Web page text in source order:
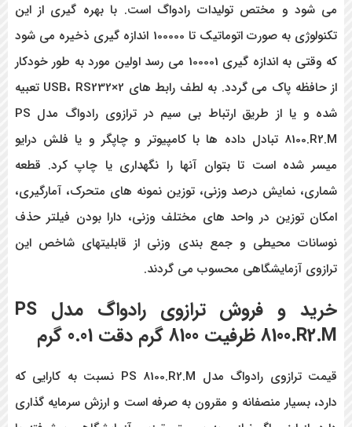
می شود و مختص تولیدات رادواگ است. با بهره گیری از این
تکنولوژی به صورت اتوماتیک تا 100000 اندازه گیری ذخیره می شود
که وقتی به اندازه گیری 100001 می رسد اولین مورد به طور خودکار
از حافظه پاک می گردد. به لطف رابط های USB، RS232×2 تعبیه
شده و یا از طریق ارتباط بی سیم در ترازوی رادواگ مدل PS
8100.R2.M تبادل داده ها با کامپیوتر و چاپگر و یا فلش درایو
میسر شده است تا بتوان آنها را نگهداری یا چاپ کرد. قطعه
شماری، نمایش درصد وزنی، توزین نمونه های متحرک، آمارگیری،
امکان توزین در واحد های مختلف وزنی، دارا بودن فیلتر حذف
نوسانات محیطی و جمع بندی وزنی از قابلیتهای شاخص این
ترازوی آزمایشگاهی محسوب می گردند.
خرید و فروش ترازوی رادواگ مدل PS
8100.R2.M ظرفیت 8100 گرم دقت 0.01 گرم
قیمت ترازوی رادواگ مدل PS 8100.R2.M نسبت به کارایی که
دارد، بسیار منصفانه و مقرون به صرفه است و ارزش سرمایه گذاری